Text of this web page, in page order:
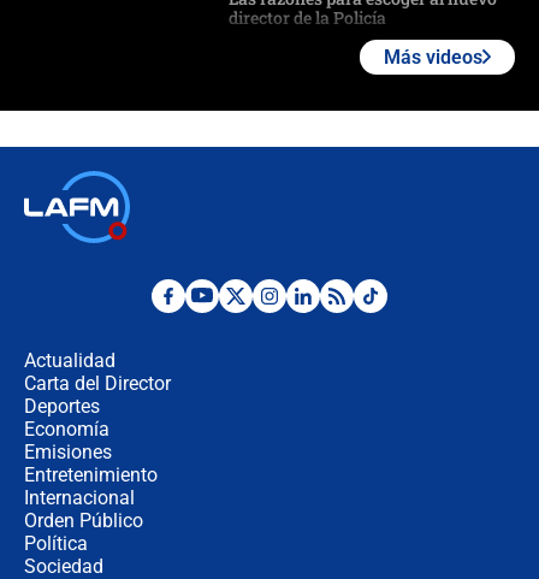
director de la Policía
"No hubo fraude ni posibilidad de
Más videos
Actualidad
Carta del Director
Deportes
Economía
Emisiones
Entretenimiento
Internacional
Orden Público
Política
Sociedad